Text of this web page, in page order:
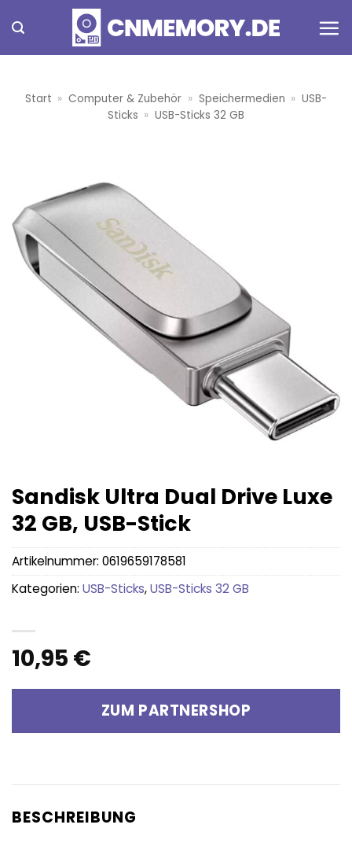
Inhalt
springen
Start » Computer & Zubehör » Speichermedien » USB-
Sticks » USB-Sticks 32 GB
Sandisk Ultra Dual Drive Luxe
32 GB, USB-Stick
10,95 €
ZUM PARTNERSHOP
Artikelnummer: 0619659178581
Kategorien: USB-Sticks,USB-Sticks 32 GB
BESCHREIBUNG